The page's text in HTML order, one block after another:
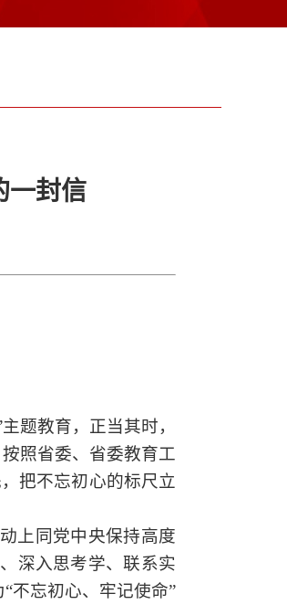
一封信
题教育，正当其时，
照省委、省委教育工
把不忘初心的标尺立
上同党中央保持高度
深入思考学、联系实
“不忘初心、牢记使命”